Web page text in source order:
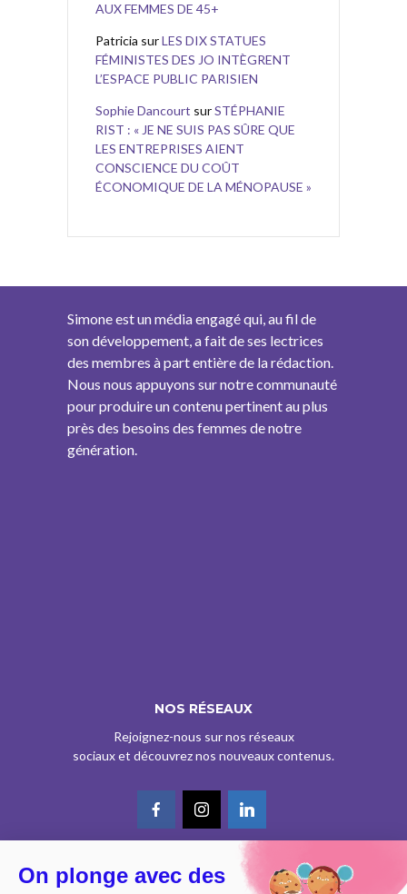
AUX FEMMES DE 45+
Patricia surLES DIX STATUES
FÉMINISTES DES JO INTÈGRENT
L’ESPACE PUBLIC PARISIEN
Sophie Dancourt surSTÉPHANIE
RIST : « JE NE SUIS PAS SÛRE QUE
LES ENTREPRISES AIENT
CONSCIENCE DU COÛT
ÉCONOMIQUE DE LA MÉNOPAUSE »
Simone est un média engagé qui, au fil de
son développement, a fait de ses lectrices
des membres à part entière de la rédaction.
Nous nous appuyons sur notre communauté
pour produire un contenu pertinent au plus
près des besoins des femmes de notre
génération.
NOS RÉSEAUX
Rejoignez-nous sur nos réseaux
sociaux et découvrez nos nouveaux contenus.
© CE SITE EST AGRÉÉ COMME SERVICE DE PRESSE EN LIGNE PAR LA
On plonge avec des